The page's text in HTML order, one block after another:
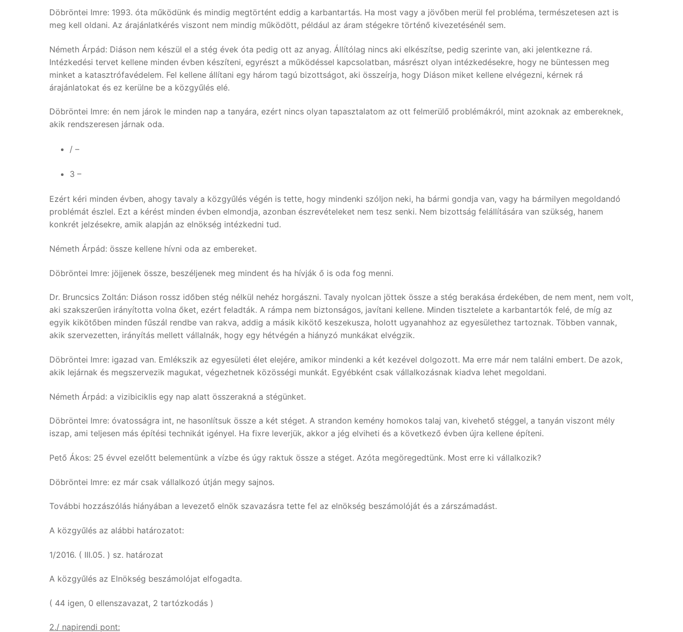
Döbröntei Imre: 1993. óta működünk és mindig megtörtént eddig a karbantartás. Ha most vagy a jövőben merül fel probléma, természetesen azt is
meg kell oldani. Az árajánlatkérés viszont nem mindig működött, például az áram stégekre történő kivezetésénél sem.
Németh Árpád: Diáson nem készül el a stég évek óta pedig ott az anyag. Állítólag nincs aki elkészítse, pedig szerinte van, aki jelentkezne rá.
Intézkedési tervet kellene minden évben készíteni, egyrészt a működéssel kapcsolatban, másrészt olyan intézkedésekre, hogy ne büntessen meg
minket a katasztrófavédelem. Fel kellene állítani egy három tagú bizottságot, aki összeírja, hogy Diáson miket kellene elvégezni, kérnek rá
árajánlatokat és ez kerülne be a közgyűlés elé.
Döbröntei Imre: én nem járok le minden nap a tanyára, ezért nincs olyan tapasztalatom az ott felmerülő problémákról, mint azoknak az embereknek,
akik rendszeresen járnak oda.
/ –
3 –
Ezért kéri minden évben, ahogy tavaly a közgyűlés végén is tette, hogy mindenki szóljon neki, ha bármi gondja van, vagy ha bármilyen megoldandó
problémát észlel. Ezt a kérést minden évben elmondja, azonban észrevételeket nem tesz senki. Nem bizottság felállítására van szükség, hanem
konkrét jelzésekre, amik alapján az elnökség intézkedni tud.
Németh Árpád: össze kellene hívni oda az embereket.
Döbröntei Imre: jöjjenek össze, beszéljenek meg mindent és ha hívják ő is oda fog menni.
Dr. Bruncsics Zoltán: Diáson rossz időben stég nélkül nehéz horgászni. Tavaly nyolcan jöttek össze a stég berakása érdekében, de nem ment, nem volt,
aki szakszerűen irányította volna őket, ezért feladták. A rámpa nem biztonságos, javítani kellene. Minden tisztelete a karbantartók felé, de míg az
egyik kikötőben minden fűszál rendbe van rakva, addig a másik kikötő keszekusza, holott ugyanahhoz az egyesülethez tartoznak. Többen vannak,
akik szervezetten, irányítás mellett vállalnák, hogy egy hétvégén a hiányzó munkákat elvégzik.
Döbröntei Imre: igazad van. Emlékszik az egyesületi élet elejére, amikor mindenki a két kezével dolgozott. Ma erre már nem találni embert. De azok,
akik lejárnak és megszervezik magukat, végezhetnek közösségi munkát. Egyébként csak vállalkozásnak kiadva lehet megoldani.
Németh Árpád: a vizibiciklis egy nap alatt összerakná a stégünket.
Döbröntei Imre: óvatosságra int, ne hasonlítsuk össze a két stéget. A strandon kemény homokos talaj van, kivehető stéggel, a tanyán viszont mély
iszap, ami teljesen más építési technikát igényel. Ha fixre leverjük, akkor a jég elviheti és a következő évben újra kellene építeni.
Pető Ákos: 25 évvel ezelőtt belementünk a vízbe és úgy raktuk össze a stéget. Azóta megöregedtünk. Most erre ki vállalkozik?
Döbröntei Imre: ez már csak vállalkozó útján megy sajnos.
További hozzászólás hiányában a levezető elnök szavazásra tette fel az elnökség beszámolóját és a zárszámadást.
A közgyűlés az alábbi határozatot:
1/2016. ( III.05. ) sz. határozat
A közgyűlés az Elnökség beszámolójat elfogadta.
( 44 igen, 0 ellenszavazat, 2 tartózkodás )
2./ napirendi pont: